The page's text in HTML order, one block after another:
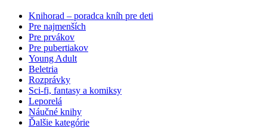
Knihorad – poradca kníh pre deti
Pre najmenších
Pre prvákov
Pre pubertiakov
Young Adult
Beletria
Rozprávky
Sci-fi, fantasy a komiksy
Leporelá
Náučné knihy
Ďalšie kategórie